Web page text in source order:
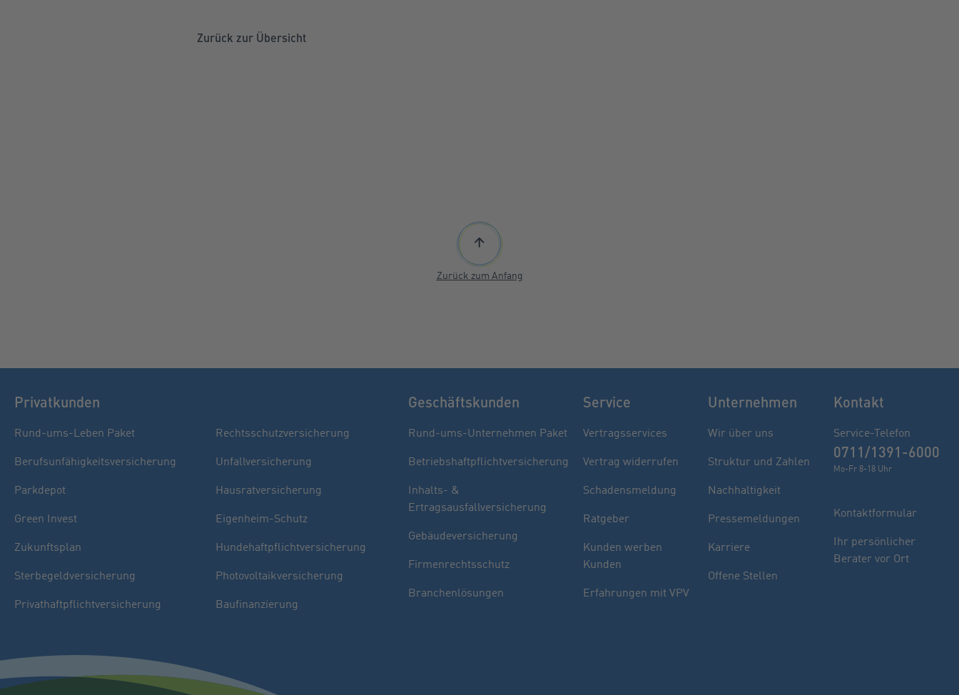
Finden Sie Ihren Berater
Sie haben noch Fragen oder möchten sich
indivuell beraten lassen.
Zurück zur Übersicht
Zurück zum Anfang
Privatkunden
Rund-ums-Leben Paket
Berufsunfähigkeitsversicherung
Parkdepot
Green Invest
Zukunftsplan
Sterbegeldversicherung
Privathaftpflichtversicherung
Rechtsschutzversicherung
Unfallversicherung
Hausratversicherung
Eigenheim-Schutz
Hundehaftpflichtversicherung
Photovoltaikversicherung
Baufinanzierung
Geschäftskunden
Rund-ums-Unternehmen Paket
Betriebshaftpflichtversicherung
Inhalts- &
Ertragsausfallversicherung
Gebäudeversicherung
Firmenrechtsschutz
Branchenlösungen
Service
Vertragsservices
Vertrag widerrufen
Schadensmeldung
Ratgeber
Kunden werben
Kunden
Erfahrungen mit VPV
Unternehmen
Wir über uns
Struktur und Zahlen
Nachhaltigkeit
Pressemeldungen
Karriere
Offene Stellen
Kontakt
Service-Telefon
0711/1391-6000
Mo-Fr 8-18 Uhr
Kontaktformular
Ihr persönlicher
Berater vor Ort